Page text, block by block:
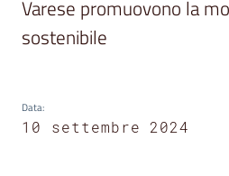
e
News
Menu selezionato
Varese promuovono la
sostenibile
Data:
10 settembre 2024